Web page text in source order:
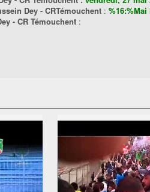
Dey - CRTémouchent : %16:%Mai
- CR Témouchent :